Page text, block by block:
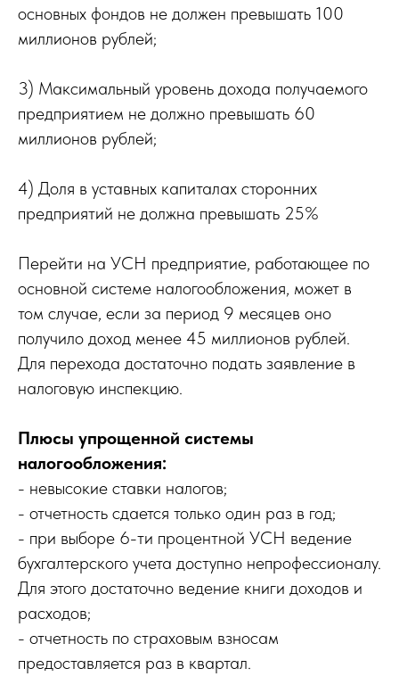
основных фондов не должен превышать 100
миллионов рублей;
3) Максимальный уровень дохода получаемого
предприятием не должно превышать 60
миллионов рублей;
4) Доля в уставных капиталах сторонних
предприятий не должна превышать 25%
Перейти на УСН предприятие, работающее по
основной системе налогообложения, может в
том случае, если за период 9 месяцев оно
получило доход менее 45 миллионов рублей.
Для перехода достаточно подать заявление в
налоговую инспекцию.
Плюсы упрощенной системы
налогообложения:
- невысокие ставки налогов;
- отчетность сдается только один раз в год;
- при выборе 6-ти процентной УСН ведение
бухгалтерского учета доступно непрофессионалу.
Для этого достаточно ведение книги доходов и
расходов;
- отчетность по страховым взносам
предоставляется раз в квартал.